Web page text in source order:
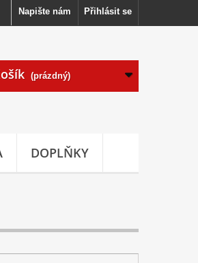
Přihlásit se
Napište nám
(prázdný)
DOPLŇKY